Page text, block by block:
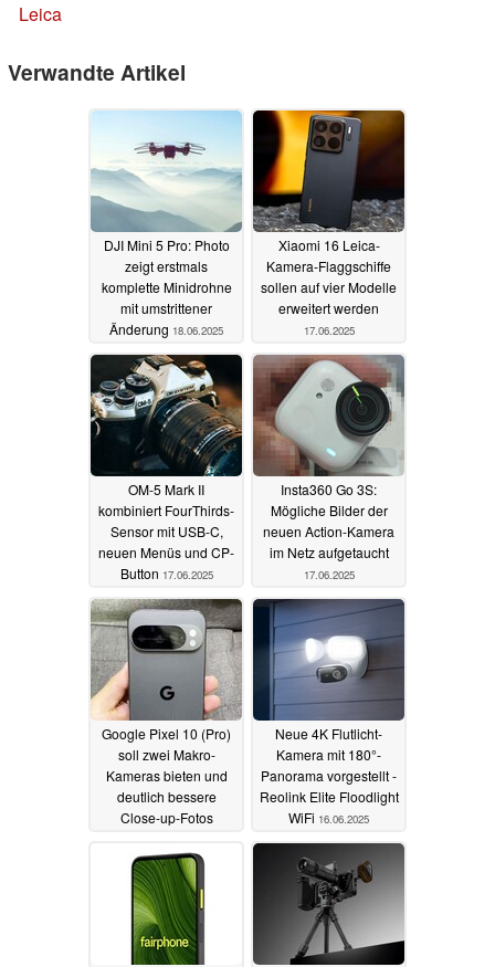
Leica
Verwandte Artikel
DJI Mini 5 Pro: Photo
zeigt erstmals
komplette Minidrohne
mit umstrittener
Änderung 18.06.2025
Xiaomi 16 Leica-
Kamera-Flaggschiffe
sollen auf vier Modelle
erweitert werden
17.06.2025
OM-5 Mark II
kombiniert FourThirds-
Sensor mit USB-C,
neuen Menüs und CP-
Button 17.06.2025
Insta360 Go 3S:
Mögliche Bilder der
neuen Action-Kamera
im Netz aufgetaucht
17.06.2025
Google Pixel 10 (Pro)
soll zwei Makro-
Kameras bieten und
deutlich bessere
Close-up-Fotos
Neue 4K Flutlicht-
Kamera mit 180°-
Panorama vorgestellt -
Reolink Elite Floodlight
WiFi 16.06.2025